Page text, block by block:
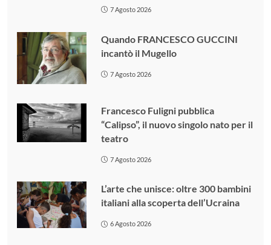
7 Agosto 2026
Quando FRANCESCO GUCCINI
incantò il Mugello
7 Agosto 2026
Francesco Fuligni pubblica
“Calipso”, il nuovo singolo nato per il
teatro
7 Agosto 2026
L’arte che unisce: oltre 300 bambini
italiani alla scoperta dell’Ucraina
6 Agosto 2026